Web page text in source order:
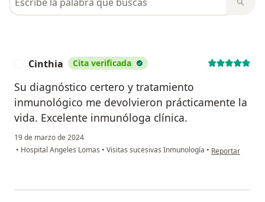
Cinthia Cita verificada
Su diagnóstico certero y tratamiento
inmunológico me devolvieron prácticamente la
vida. Excelente inmunóloga clínica.
19 de marzo de 2024
• Hospital Angeles Lomas • Visitas sucesivas Inmunología • en opinión del
Reportar